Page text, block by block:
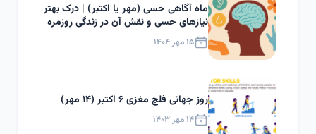
ماه آگاهی حسی (مهر یا اکتبر) | درک بهتر
نیازهای حسی و نقش آن در زندگی روزمره
۱۵ مهر ۱۴۰۴
روز جهانی فلج مغزی ۶ اکتبر (۱۴ مهر)
۱۴ مهر ۱۴۰۳